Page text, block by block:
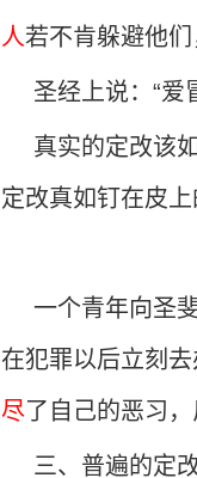
人若不肯躲避他们
圣经上说：“爱
真实的定改该
定改真如钉在皮
一个青年向圣
在犯罪以后立刻
尽了自己的恶习
三、普遍的定